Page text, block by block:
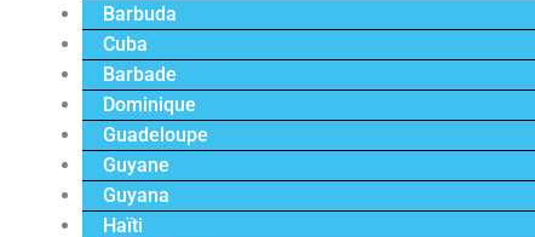
Barbuda
Cuba
Barbade
Dominique
Guadeloupe
Guyane
Guyana
Haïti